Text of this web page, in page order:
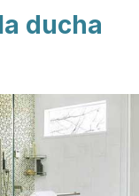
ducha